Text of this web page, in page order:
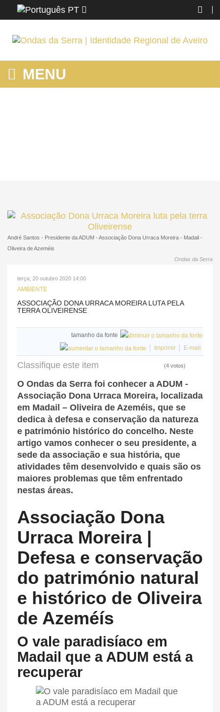
PT
MENU
André Santos - Presidente da ADUM - Associação Dona Urraca Moreira - Madail -
Oliveira de Azeméis
Ondas da Serra
terça, 20 outubro 2020 14:00
AMBIENTE
ASSOCIAÇÃO DONA URRACA MOREIRA LUTA PELA
TERRA OLIVEIRENSE
tamanho da fonte
Imprimir
E-mail
Classifique este item (4 votos)
O Ondas da Serra foi conhecer a ADUM -
Associação Dona Urraca Moreira, localizada
em Madail – Oliveira de Azeméis, que se
dedica à defesa e conservação da natureza
e património histórico do concelho. Neste
artigo vamos conhecer o seu presidente, a
sede da associação e sua história, que
atividades têm desenvolvido e quais são os
maiores problemas que têm enfrentado
nestas áreas.
Associação Dona
Urraca Moreira |
Defesa e conservação
do património natural
e histórico de Oliveira
de Azeméís
O vale paradisíaco em
Madail que a ADUM está a
recuperar